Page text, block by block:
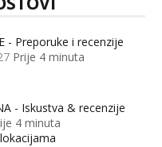
- Preporuke i recenzije
Prije 4 minuta
- Iskustva & recenzije
4 minuta